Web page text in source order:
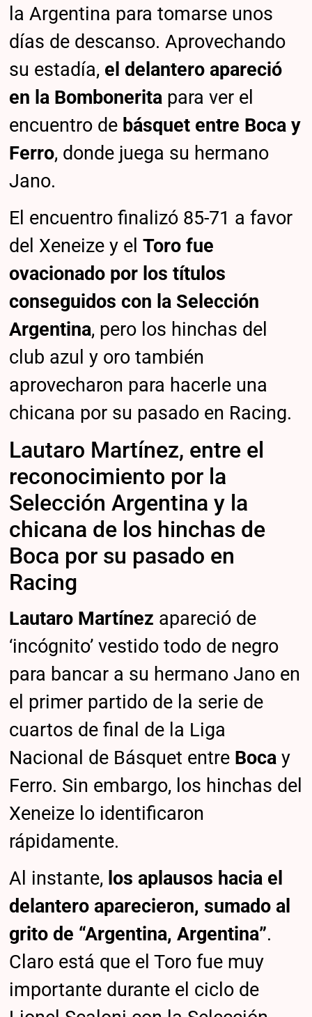
la Argentina para tomarse unos
días de descanso. Aprovechando
su estadía, el delantero apareció
en la Bombonerita para ver el
encuentro de básquet entre Boca y
Ferro, donde juega su hermano
Jano.
El encuentro finalizó 85-71 a favor
del Xeneize y elToro fue
ovacionado por los títulos
conseguidos con la Selección
Argentina, pero los hinchas del
club azul y oro también
aprovecharon para hacerle una
chicana por su pasado en Racing.
Lautaro Martínez, entre el
reconocimiento por la
Selección Argentina y la
chicana de los hinchas de
Boca por su pasado en
Racing
Lautaro Martínez apareció de
‘incógnito’ vestido todo de negro
para bancar a su hermano Jano en
el primer partido de la serie de
cuartos de final de la Liga
Nacional de Básquet entre Bocay
Ferro. Sin embargo, los hinchas del
Xeneize lo identificaron
rápidamente.
Al instante, los aplausos hacia el
delantero aparecieron, sumado al
grito de “Argentina, Argentina”.
Claro está que el Toro fue muy
importante durante el ciclo de